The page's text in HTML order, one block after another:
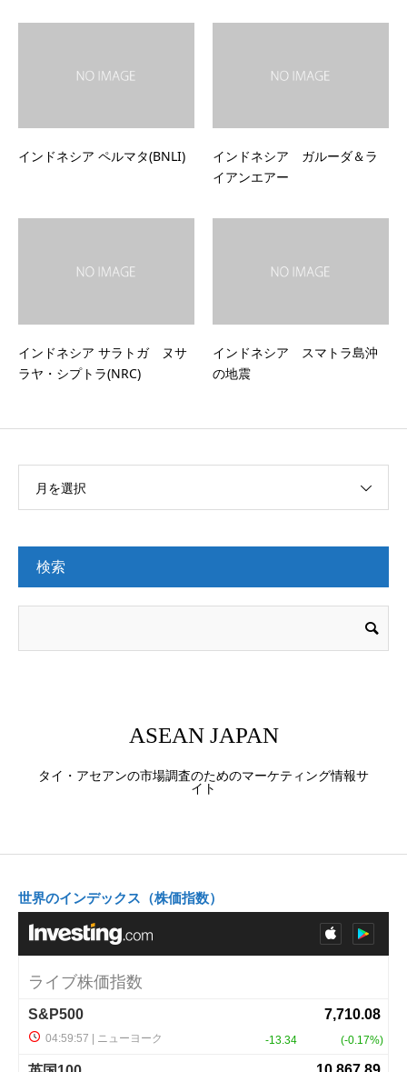
インドネシア ペルマタ(BNLI)
インドネシア ガルーダ＆ラ
イアンエアー
インドネシア サラトガ ヌサ
ラヤ・シプトラ(NRC)
インドネシア スマトラ島沖
の地震
月を選択
検索
ASEAN JAPAN
タイ・アセアンの市場調査のためのマーケティング情報サ
イト
世界のインデックス（株価指数）